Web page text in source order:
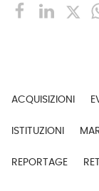
ACQUISIZIONI
ISTITUZIONI
REPORTAGE